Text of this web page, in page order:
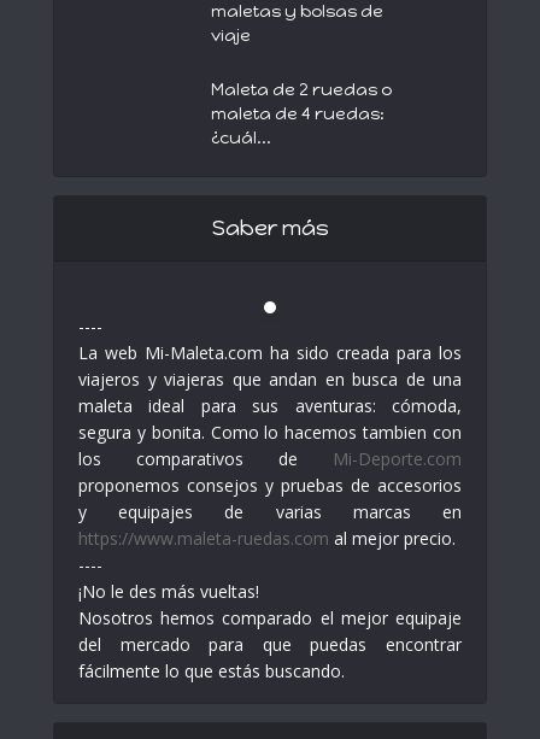
maletas y bolsas de
viaje
Maleta de 2 ruedas o
maleta de 4 ruedas:
¿cuál...
Saber más
----
La web Mi-Maleta.com ha sido creada para los
viajeros y viajeras que andan en busca de una
maleta ideal para sus aventuras: cómoda,
segura y bonita. Como lo hacemos tambien con
los comparativos de
Mi-Deporte.com
proponemos consejos y pruebas de accesorios
y equipajes de varias marcas en
https://www.maleta-ruedas.com al mejor precio.
----
¡No le des más vueltas!
Nosotros hemos comparado el mejor equipaje
del mercado para que puedas encontrar
fácilmente lo que estás buscando.